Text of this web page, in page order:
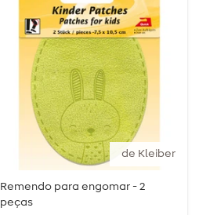
de Kleiber
Remendo para engomar - 2
peças